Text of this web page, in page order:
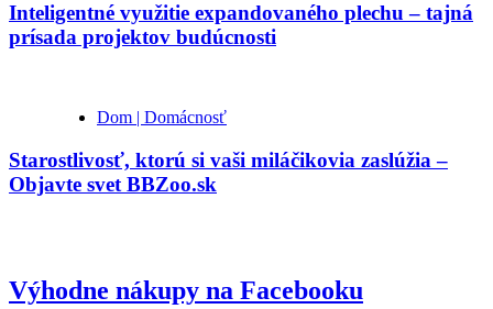
Inteligentné využitie expandovaného plechu – tajná
prísada projektov budúcnosti
Dom | Domácnosť
Starostlivosť, ktorú si vaši miláčikovia zaslúžia –
Objavte svet BBZoo.sk
Výhodne nákupy na Facebooku